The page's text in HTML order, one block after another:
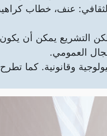
عنف، خطاب
التشريع يمكن أن
العمومي.
وقانونية. كما